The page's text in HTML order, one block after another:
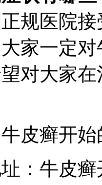
规医院
家一定
对大家
皮癣开
：牛皮